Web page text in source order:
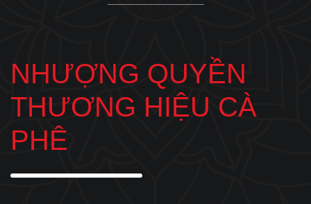
NHƯỢNG QUYỀN
THƯƠNG HIỆU CÀ
PHÊ